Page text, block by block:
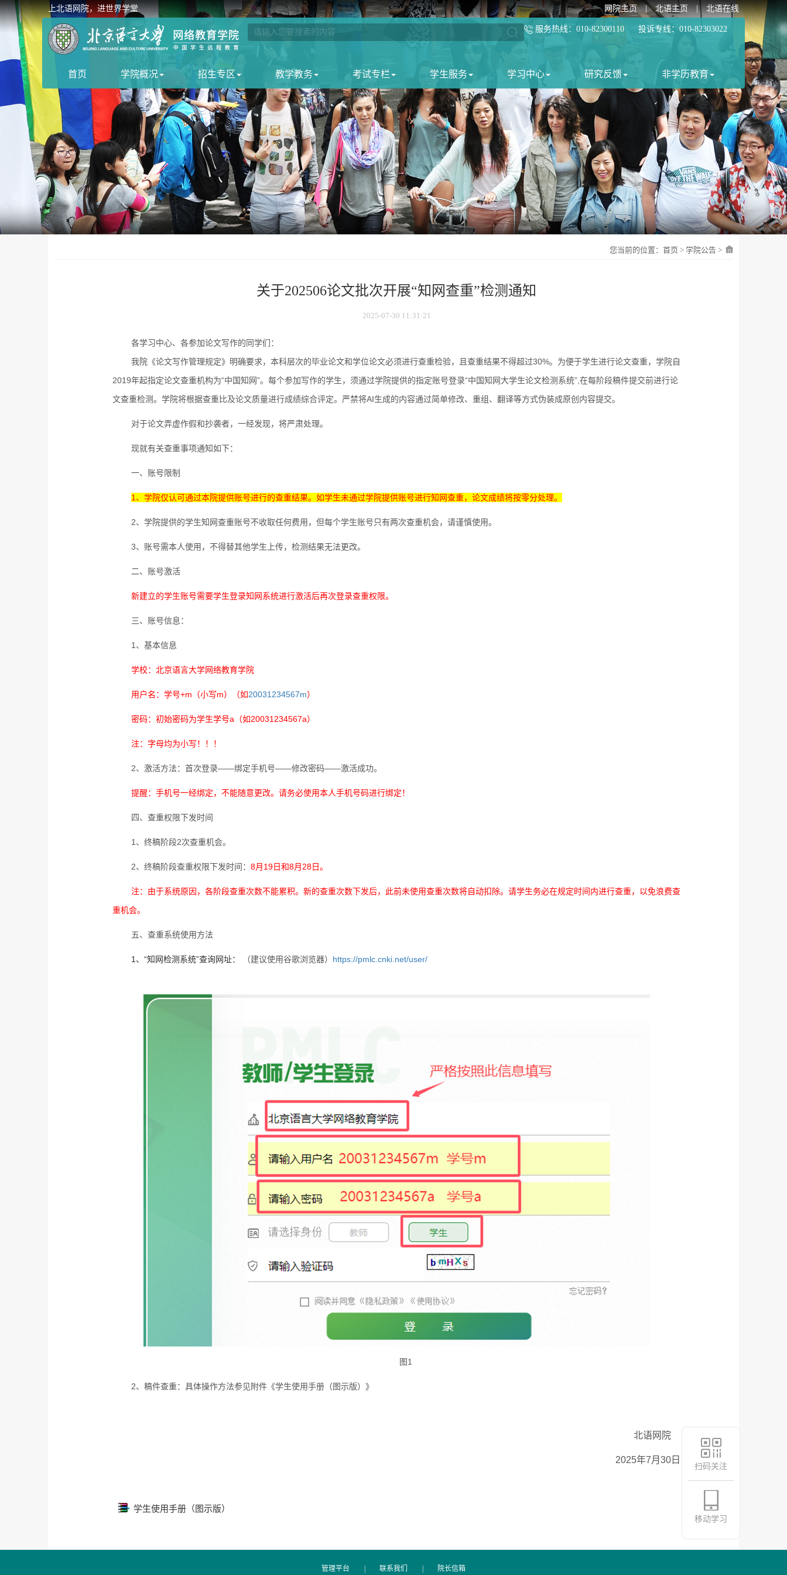
上北语网院，进世界学堂 网院主页|北语主页|北语在线
服务热线：010-82300110 投诉专线：010-82303022
首页 学院概况 招生专区 教学教务 考试专栏 学生服务 学习中心 研究反馈 非学历教育
扫码关注
移动学习
您当前的位置： 首页 > 学院公告 >
关于202506论文批次开展“知网查重”检测通知
2025-07-30 11:31:21
各学习中心、各参加论文写作的同学们：
我院《论文写作管理规定》明确要求，本科层次的毕业论文和学位论文必须进行查重检验，且查重结果不得超过30%。为便于学生进行论文查重，学院自
2019年起指定论文查重机构为“中国知网”。每个参加写作的学生，须通过学院提供的指定账号登录“中国知网大学生论文检测系统” 在每阶段稿件提交前进行论
文查重检测。学院将根据查重比及论文质量进行成绩综合评定。严禁将AI生成的内容通过简单修改、重组、翻译等方式伪装成原创内容提交。
对于论文弄虚作假和抄袭者，一经发现，将严肃处理。
现就有关查重事项通知如下：
一、账号限制
1 、学院仅认可通过本院提供账号进行的查重结果。如学生未通过学院提供账号进行知网查重，论文成绩将按零分处理。
2、学院提供的学生知网查重账号不收取任何费用，但每个学生账号只有两次查重机会，请谨慎使用。
3、账号需本人使用，不得替其他学生上传，检测结果无法更改。
二、账号激活
新建立的学生账号需要学生登录知网系统进行激活后再次登录查重权限。
三、账号信息：
1 、基本信息
学校：北京语言大学网络教育学院
用户名：学号+m （小写m）（如20031234567m）
密码：初始密码为学生学号a （如20031234567a）
注：字母均为小写！！！
2、激活方法：首次登录——绑定手机号——修改密码——激活成功。
提醒：手机号一经绑定，不能随意更改。请务必使用本人手机号码进行绑定！
四、查重权限下发时间
1 、终稿阶段2次查重机会。
2、终稿阶段查重权限下发时间： 8月 19日和8月 28日。
注：由于系统原因，各阶段查重次数不能累积。新的查重次数下发后，此前未使用查重次数将自动扣除。请学生务必在规定时间内进行查重，以免浪费查
重机会。
五、查重系统使用方法
1 、“知网检测系统”查询网址： （建议使用谷歌浏览器） https://pmlc.cnki.net/user/
图1
2、稿件查重：具体操作方法参见附件《学生使用手册（图示版）》
北语网院
2025年7月 30 日
学生使用手册（图示版）
管理平台 联系我们 院长信箱